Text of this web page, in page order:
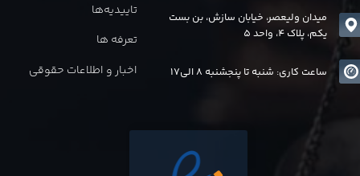
تاییدیه‌ها
تعرفه ها
اخبار و اطلاعات حقوقی
میدان ولیعصر، خیابان سازش، بن بست
یکم، پلاک 4، واحد 5
ساعت کاری: شنبه تا پنجشنبه 8 الی17